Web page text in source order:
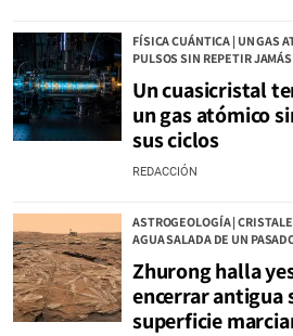
FÍSICA CUÁNTICA | UN GAS
PULSOS SIN REPETIR JAMÁS
Un cuasicristal
un gas atómico
sus ciclos
REDACCIÓN
ASTROGEOLOGÍA |
AGUA SALADA DE UN
Zhurong halla
encerrar antigua
superficie